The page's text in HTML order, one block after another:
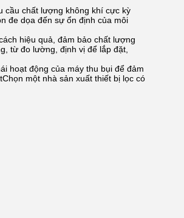
cầu chất lượng không khí cực kỳ
đe dọa đến sự ổn định của môi
hiệu quả, đảm bảo chất lượng
từ đo lường, định vị để lắp đặt,
hoạt động của máy thu bụi để đảm
một nhà sản xuất thiết bị lọc có